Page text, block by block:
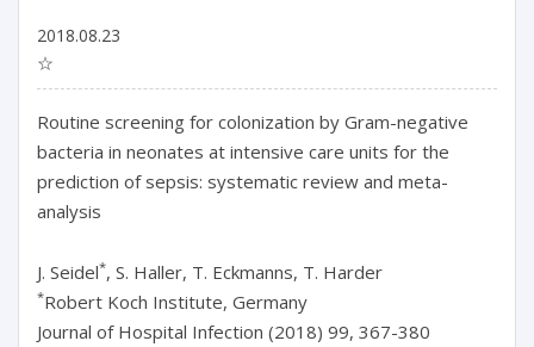
2018.08.23
☆
Routine screening for colonization by Gram-negative
bacteria in neonates at intensive care units for the
prediction of sepsis: systematic review and meta-
analysis
J. Seidel*, S. Haller, T. Eckmanns, T. Harder
*Robert Koch Institute, Germany
Journal of Hospital Infection (2018) 99, 367-380